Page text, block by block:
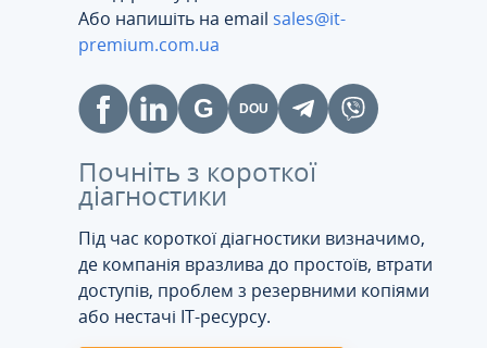
Або напишіть на email sales@it-
premium.com.ua
Почніть з короткої
діагностики
Під час короткої діагностики визначимо,
де компанія вразлива до простоїв, втрати
доступів, проблем з резервними копіями
або нестачі IT-ресурсу.